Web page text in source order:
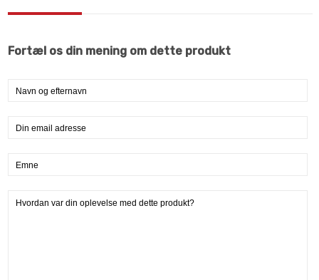
Fortæl os din mening om dette produkt